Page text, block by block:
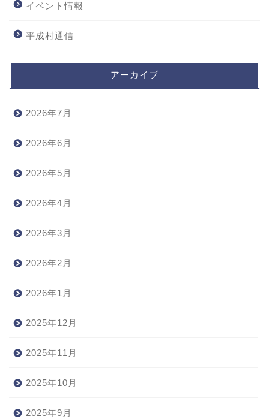
イベント情報
平成村通信
アーカイブ
2026年7月
2026年6月
2026年5月
2026年4月
2026年3月
2026年2月
2026年1月
2025年12月
2025年11月
2025年10月
2025年9月